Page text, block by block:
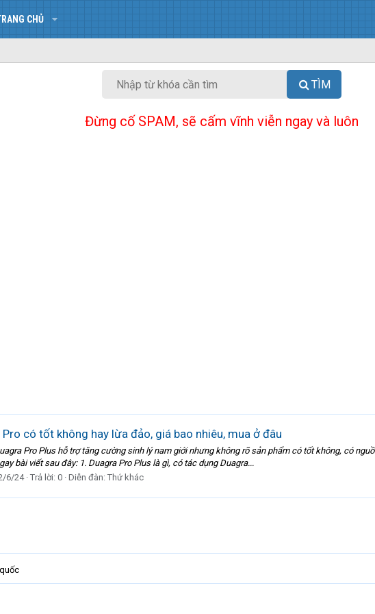
CHỦ
TÌM
Đừng cố SPAM, sẽ cấm vĩnh viễn ngay và luôn
có tốt không hay lừa đảo, giá bao nhiêu, mua ở đâu
Pro Plus hỗ trợ tăng cường sinh lý nam giới nhưng không rõ sản phẩm có tốt không, có
bài viết sau đây: 1. Duagra Pro Plus là gì, có tác dụng Duagra...
6/24 Trả lời: 0 Diễn đàn: Thứ khác